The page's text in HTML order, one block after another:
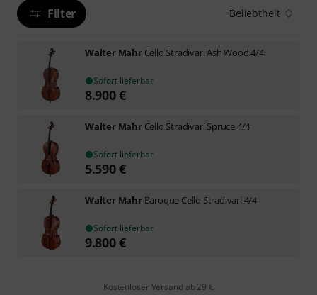
Filter Beliebtheit
Walter Mahr Cello Stradivari Ash Wood 4/4
Sofort lieferbar
8.900€
Walter Mahr Cello Stradivari Spruce 4/4
Sofort lieferbar
5.590€
Walter Mahr Baroque Cello Stradivari 4/4
Sofort lieferbar
9.800€
Kostenloser Versand ab 29 €